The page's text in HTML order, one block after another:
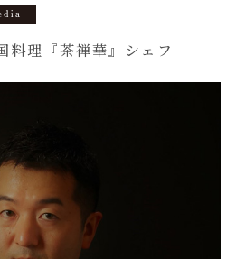
料理『茶禅華』シェフ